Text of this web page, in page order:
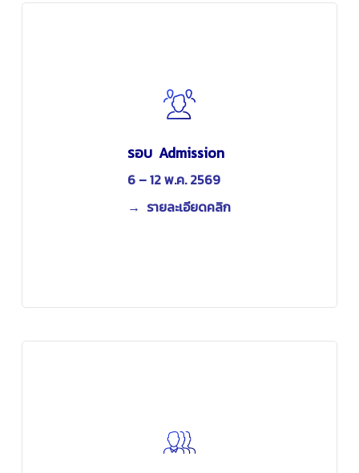
รอบ Admission
6 – 12 พ.ค. 2569
→ รายละเอียดคลิก